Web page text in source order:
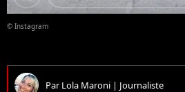
© Instagram
ParLola Maroni | Journaliste